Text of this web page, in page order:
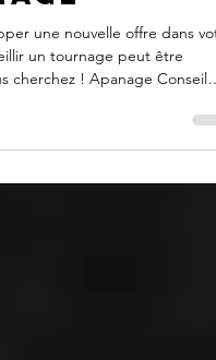
une nouvelle offre dans
cherchez ! Apanage Conseil
clés pour un tournage